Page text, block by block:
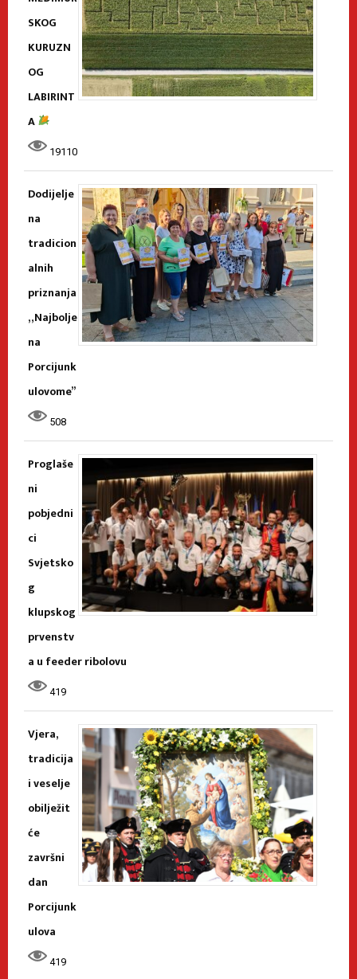
SKOG
KURUZN
OG
LABIRINT
A
19110
Dodijelje
na
tradicion
alnih
priznanja
„Najbolje
na
Porcijunk
ulovome”
508
Proglaše
ni
pobjedni
ci
Svjetsko
g
klupskog
prvenstv
a u feeder ribolovu
419
Vjera,
tradicija
i veselje
obilježit
će
završni
dan
Porcijunk
ulova
419